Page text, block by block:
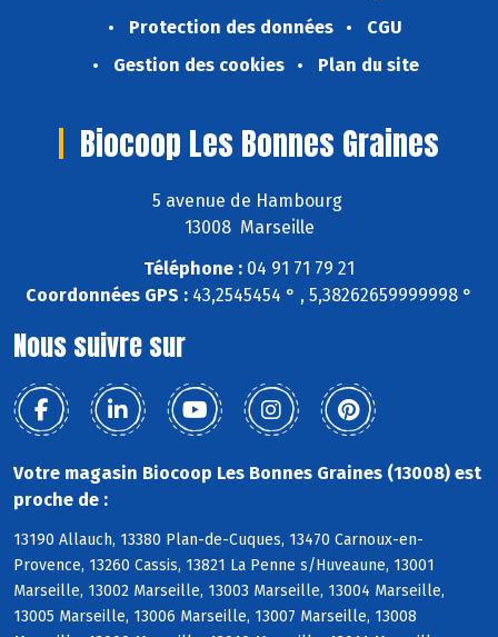
Protection des données
CGU
Gestion des cookies
Plan du site
Biocoop Les Bonnes Graines
5 avenue de Hambourg
13008 Marseille
Téléphone : 04 91 71 79 21
Coordonnées GPS : 43,2545454 ° , 5,38262659999998 °
Nous suivre sur
Votre magasin Biocoop Les Bonnes Graines (13008) est
proche de :
13190 Allauch, 13380 Plan-de-Cuques, 13470 Carnoux-en-
Provence, 13260 Cassis, 13821 La Penne s/Huveaune, 13001
Marseille, 13002 Marseille, 13003 Marseille, 13004 Marseille,
13005 Marseille, 13006 Marseille, 13007 Marseille, 13008